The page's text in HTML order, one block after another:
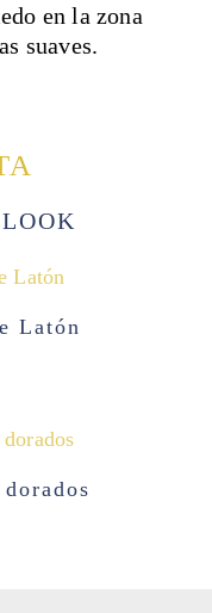
en la zona
suaves.
Latón